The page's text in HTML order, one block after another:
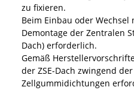
zu fixieren.
Beim Einbau oder
Demontage der Zentralen
Dach) erforderlich.
Gemäß
der ZSE-Dach zwingend
Zellgummidichtungen